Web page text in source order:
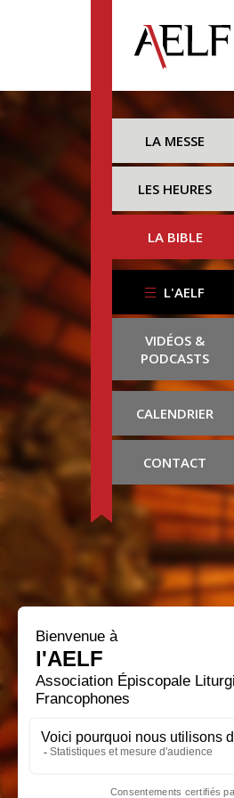
LA MESSE
LES HEURES
LA BIBLE
L'AELF
VIDÉOS &
PODCASTS
CALENDRIER
CONTACT